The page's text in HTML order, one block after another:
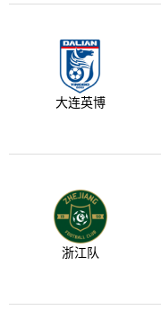
大连英博
浙江队